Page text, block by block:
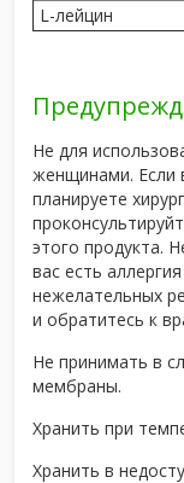
L-лейцин
Не для
женщинами. Если
планируете
этого продукта.
вас есть
нежелательных
и обратитесь к
Не принимать в
мембраны.
Хранить при
Хранить в